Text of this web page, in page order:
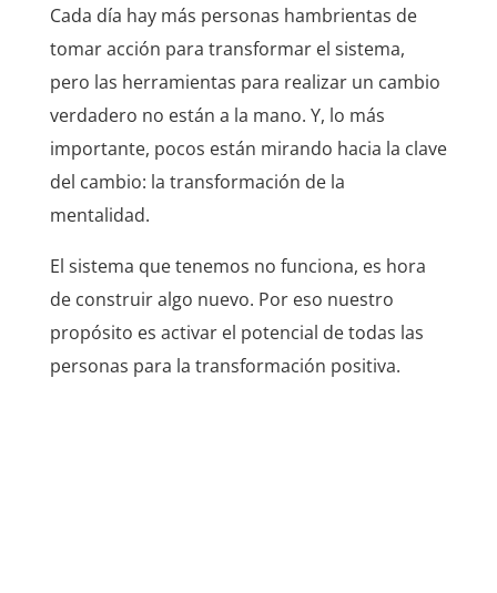
Cada día hay más personas hambrientas de
tomar acción para transformar el sistema,
pero las herramientas para realizar un cambio
verdadero no están a la mano. Y, lo más
importante, pocos están mirando hacia la clave
del cambio: la transformación de la
mentalidad.
El sistema que tenemos no funciona, es hora
de construir algo nuevo. Por eso nuestro
propósito es activar el potencial de todas las
personas para la transformación positiva.